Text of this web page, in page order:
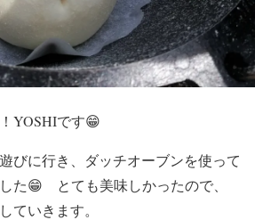
YOSHIです😁
びに行き、ダッチオーブンを使って
た😁 とても美味しかったので、
ていきます。